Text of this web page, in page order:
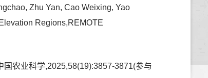
Zhu Yan, Cao Weixing, Yao
Regions,REMOTE
农业科学,2025,58(19):3857-3871(参与